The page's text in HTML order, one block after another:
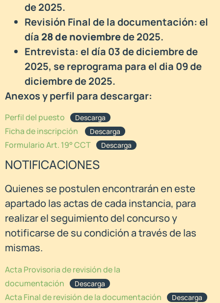
de 2025.
Revisión Final de la documentación: el
día 28 de noviembrede 2025.
Entrevista: el día 03 de diciembre de
2025, se reprograma para el dia 09 de
diciembre de 2025.
Anexos y perfil para descargar:
Perfil del puesto Descarga
Ficha de inscripción Descarga
Formulario Art. 19° CCT Descarga
NOTIFICACIONES
Quienes se postulen encontrarán en este
apartado las actas de cada instancia, para
realizar el seguimiento del concurso y
notificarse de su condición a través de las
mismas.
Acta Provisoria de revisión de la
documentación
Descarga
Acta Final de revisión de la documentación Descarga